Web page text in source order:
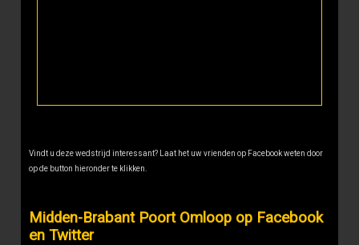
Vindt u deze wedstrijd interessant? Laat het uw vrienden op Facebook weten door
op de button hieronder te klikken.
Midden-Brabant Poort Omloop op Facebook
en Twitter